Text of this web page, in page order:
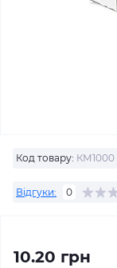
Код товару: КМ1000
Відгуки: 0
10.20 грн